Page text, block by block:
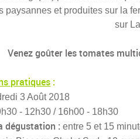
paysannes et produites sur la
sur
Venez goûter les tomates
pratiques :
3 Août 2018
- 12h30 / 16h00 - 18h30
dégustation : entre 5 et 15